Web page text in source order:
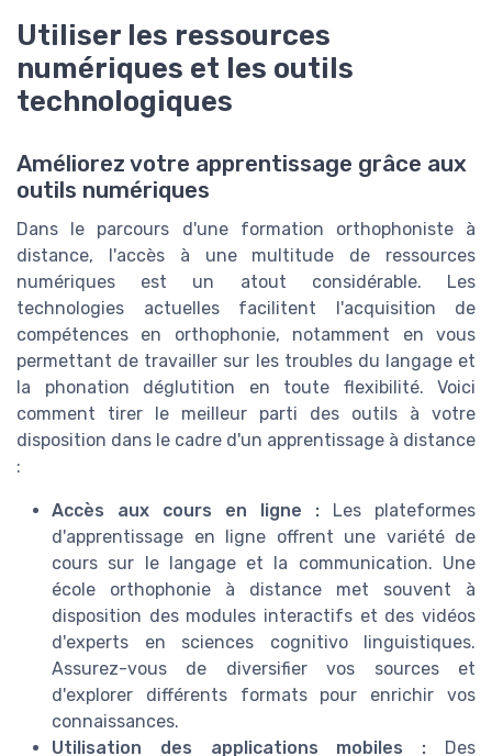
Utiliser les ressources
numériques et les outils
technologiques
Améliorez votre apprentissage grâce aux
outils numériques
Dans le parcours d'une formation orthophoniste à
distance, l'accès à une multitude de ressources
numériques est un atout considérable. Les
technologies actuelles facilitent l'acquisition de
compétences en orthophonie, notamment en vous
permettant de travailler sur les troubles du langage et
la phonation déglutition en toute flexibilité. Voici
comment tirer le meilleur parti des outils à votre
disposition dans le cadre d'un apprentissage à distance
:
Accès aux cours en ligne : Les plateformes
d'apprentissage en ligne offrent une variété de
cours sur le langage et la communication. Une
école orthophonie à distance met souvent à
disposition des modules interactifs et des vidéos
d'experts en sciences cognitivo linguistiques.
Assurez-vous de diversifier vos sources et
d'explorer différents formats pour enrichir vos
connaissances.
Utilisation des applications mobiles : Des